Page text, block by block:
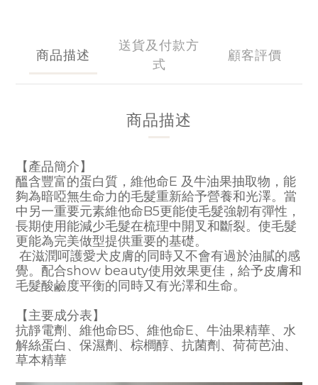
商品描述
送貨及付款方
式
顧客評價
商品描述
【產品簡介】
醞含豐富的蛋白質，維他命E 及牛油果抽取物，能
夠為暗啞無生命力的毛髮重新給予營養和光澤。當
中另一重要元素維他命B5更能使毛髮強韌有彈性，
長期使用能減少毛髮在梳理中開叉和斷裂。使毛髮
更能為完美做型提供重要的基礎。
在滋潤呵護愛犬皮膚的同時又不會有過於油膩的感
覺。配合show beauty使用效果更佳，給予皮膚和
毛髮酸鹼度平衡的同時又有光澤和生命。
【主要成分表】
抗靜電劑、維他命B5、維他命E、牛油果精華、水
解絲蛋白、保濕劑、棕櫚醇、抗菌劑、荷荷芭油、
草本精華